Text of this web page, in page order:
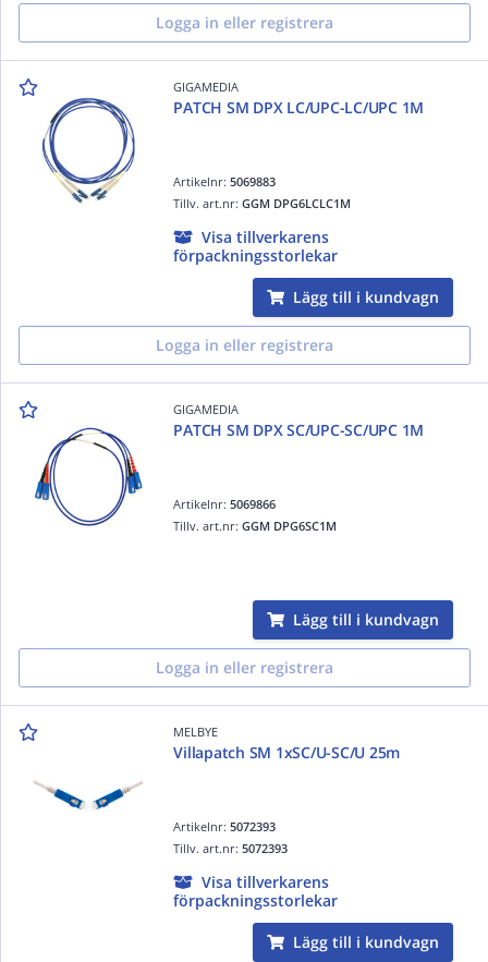
Logga in eller registrera
GIGAMEDIA
PATCH SM DPX LC/UPC-LC/UPC 1M
Artikelnr:5069883
Tillv. art.nr:GGM DPG6LCLC1M
Visa tillverkarens
förpackningsstorlekar
Lägg till i kundvagn
Logga in eller registrera
GIGAMEDIA
PATCH SM DPX SC/UPC-SC/UPC 1M
Artikelnr:5069866
Tillv. art.nr:GGM DPG6SC1M
Lägg till i kundvagn
Logga in eller registrera
MELBYE
Villapatch SM 1xSC/U-SC/U 25m
Artikelnr:5072393
Tillv. art.nr:5072393
Visa tillverkarens
förpackningsstorlekar
Lägg till i kundvagn